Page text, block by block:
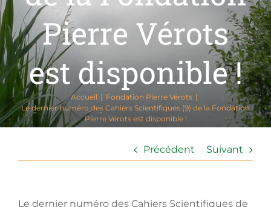
Pierre Vérots
est disponible !
Accueil
Fondation Pierre Vérots
Le dernier numéro des Cahiers Scientifiques (9) de la Fondation
Pierre Vérots est disponible !
Précédent Suivant
Le dernier numéro des Cahiers Scientifiques de